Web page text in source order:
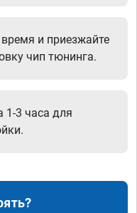
и приезжайте
чип тюнинга.
1-3 часа для